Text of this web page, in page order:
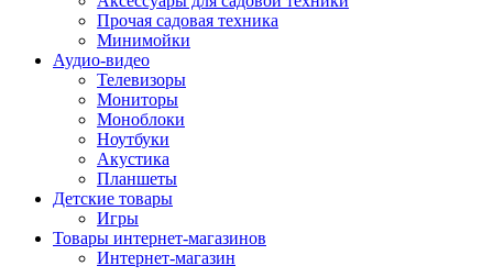
Прочая садовая техника
Минимойки
Аудио-видео
Телевизоры
Мониторы
Моноблоки
Ноутбуки
Акустика
Планшеты
Детские товары
Игры
Товары интернет-магазинов
Интернет-магазин